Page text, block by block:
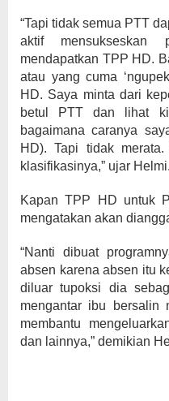
“Tapi tidak semua PTT
aktif mensukseskan
mendapatkan TPP HD.
atau yang cuma
HD. Saya minta dari
betul PTT dan lihat
bagaimana caranya
HD). Tapi tidak
klasifikasinya,” ujar Helmi.
Kapan TPP HD untuk
mengatakan akan
“Nanti dibuat
absen karena absen itu
diluar tupoksi dia
mengantar ibu bersalin
membantu
dan lainnya,” demikian